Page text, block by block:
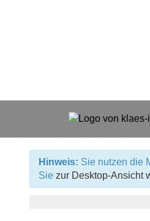
Hinweis: Sie nutzen die
Sie zur Desktop-Ansicht